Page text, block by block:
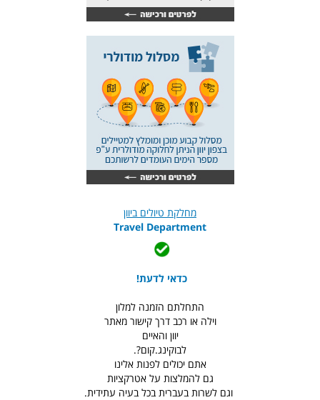
מחלקת טיולים ביוון
Travel Department
כדאי לדעת!
התחלתם הזמנה למלון
וילה או רכב דרך קישור מאתר
יוון והאיים
לבוקינג.קום?.
אתם יכולים לפנות אלינו
גם להמלצות על אטרקציות
וגם לשרות בעברית בכל בעיה עתידית.